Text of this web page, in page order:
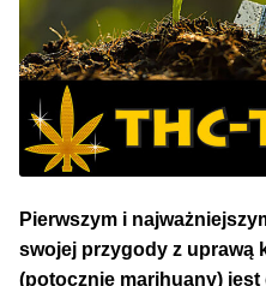
Pierwszym i
swojej przygody z uprawą
(potocznie marihuany)